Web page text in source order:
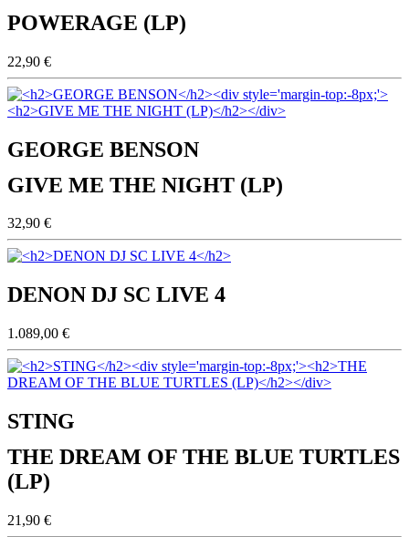
POWERAGE (LP)
22,90 €
GEORGE BENSON
GIVE ME THE NIGHT (LP)
32,90 €
DENON DJ SC LIVE 4
1.089,00 €
STING
THE DREAM OF THE BLUE TURTLES
(LP)
21,90 €